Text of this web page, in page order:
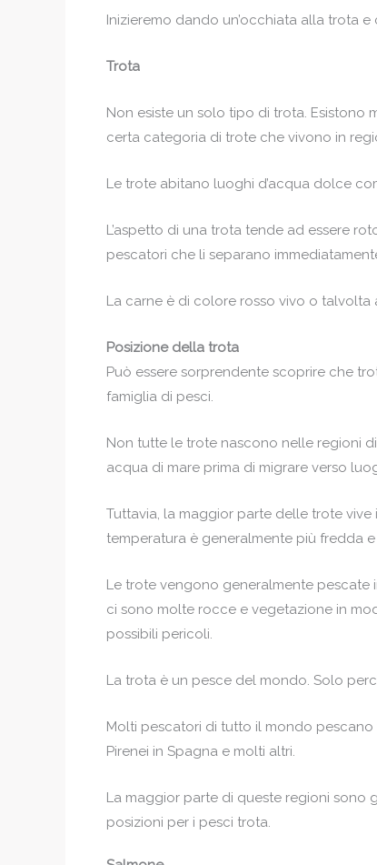
Inizieremo dando un’occhiata alla trota
Trota
Non esiste un solo tipo di trota. Esistono
certa categoria di trote che vivono in
Le trote abitano luoghi d’acqua dolce
L’aspetto di una trota tende ad essere
pescatori che li separano
La carne è di colore rosso vivo o talvolta
Posizione della trota
Può essere sorprendente scoprire che
famiglia di pesci.
Non tutte le trote nascono nelle regioni
acqua di mare prima di migrare verso
Tuttavia, la maggior parte delle trote
temperatura è generalmente più fredda
Le trote vengono generalmente
ci sono molte rocce e vegetazione in
possibili pericoli.
La trota è un pesce del mondo. Solo
Molti pescatori di tutto il mondo pescano
Pirenei in Spagna e molti altri.
La maggior parte di queste regioni sono
posizioni per i pesci trota.